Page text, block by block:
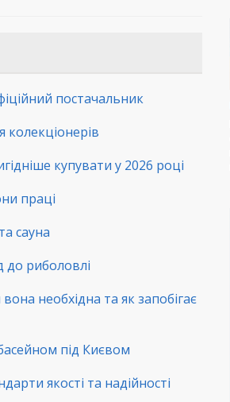
постачальник
колекціонерів
купувати у 2026 році
праці
сауна
до риболовлі
необхідна та як запобігає
під Києвом
якості та надійності